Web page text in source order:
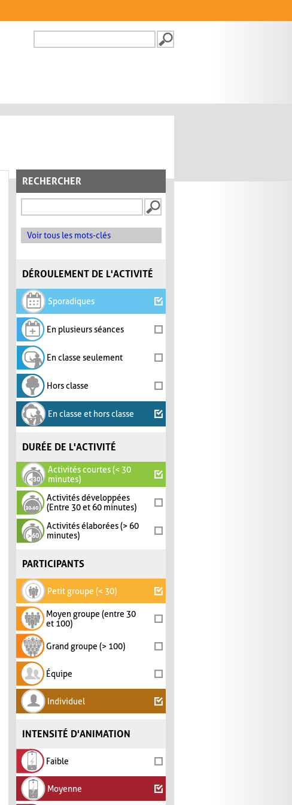
FORMULAIRE DE
RECHERCHER
Voir tous les mots-clés
DÉROULEMENT DE L'ACTIVITÉ
Sporadiques
En plusieurs séances
En classe seulement
Hors classe
En classe et hors classe
DURÉE DE L'ACTIVITÉ
Activités courtes (< 30
minutes)
Activités développées
(Entre 30 et 60 minutes)
Activités élaborées (> 60
minutes)
PARTICIPANTS
Petit groupe (< 30)
Moyen groupe (entre 30
et 100)
Grand groupe (> 100)
Équipe
Individuel
INTENSITÉ D'ANIMATION
Faible
Moyenne